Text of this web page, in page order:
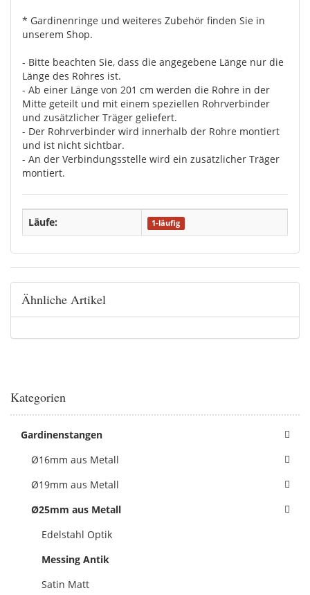
* Gardinenringe und weiteres Zubehör finden Sie in
unserem Shop.
- Bitte beachten Sie, dass die angegebene Länge nur die
Länge des Rohres ist.
- Ab einer Länge von 201 cm werden die Rohre in der
Mitte geteilt und mit einem speziellen Rohrverbinder
und zusätzlicher Träger geliefert.
- Der Rohrverbinder wird innerhalb der Rohre montiert
und ist nicht sichtbar.
- An der Verbindungsstelle wird ein zusätzlicher Träger
montiert.
Läufe: 1-läufig
Ähnliche Artikel
Kategorien
Gardinenstangen
Ø16mm aus Metall
Ø19mm aus Metall
Ø25mm aus Metall
Edelstahl Optik
Messing Antik
Satin Matt